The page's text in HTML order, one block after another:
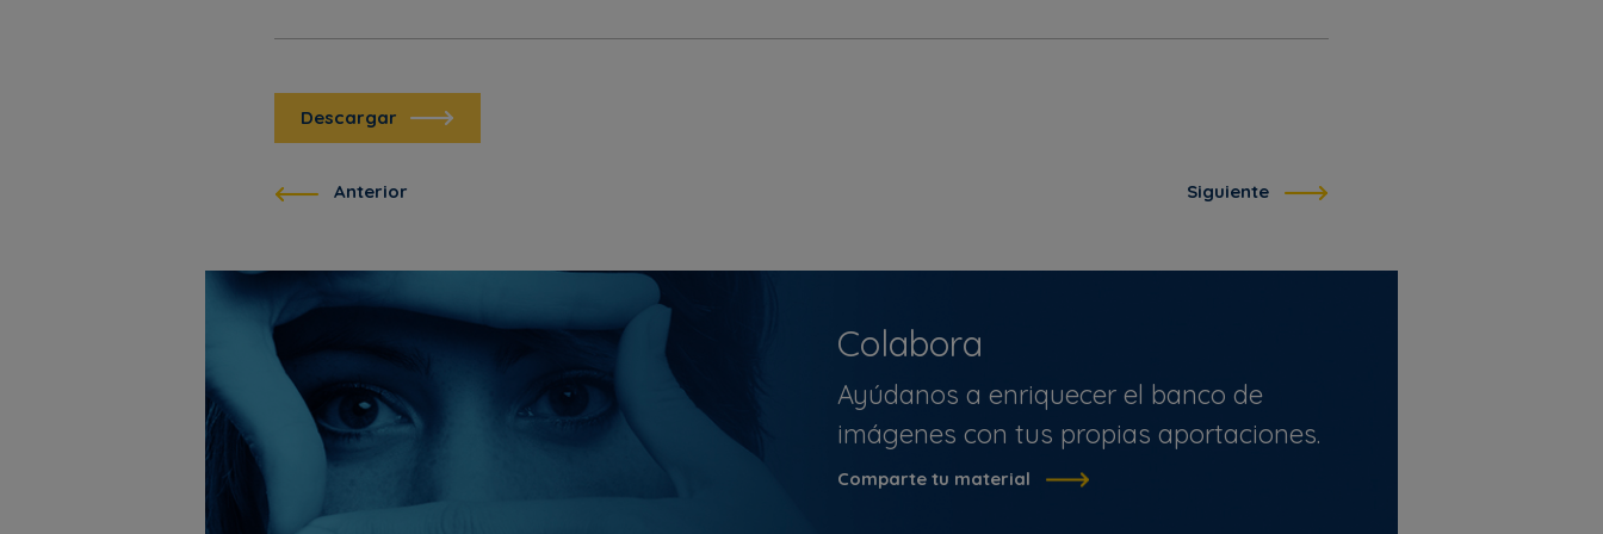
Descargar
Anterior Siguiente
Colabora
Ayúdanos a enriquecer el banco de
imágenes con tus propias aportaciones.
Comparte tu material